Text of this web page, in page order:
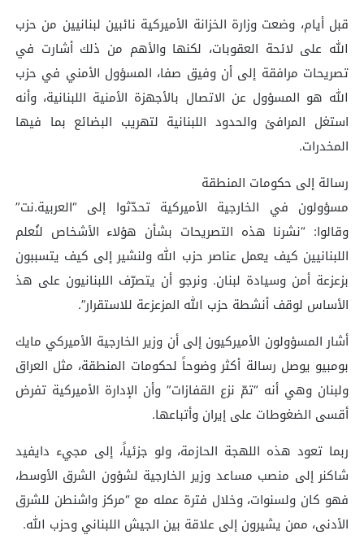
قبل أيام، وضعت وزارة الخزانة الأميركية نائبين لبنانيين من حزب
الله على لائحة العقوبات، لكنها والأهم من ذلك أشارت في
تصريحات مرافقة إلى أن وفيق صفا، المسؤول الأمني في حزب
الله هو المسؤول عن الاتصال بالأجهزة الأمنية اللبنانية، وأنه
استغل المرافئ والحدود اللبنانية لتهريب البضائع بما فيها
المخدرات.
رسالة إلى حكومات المنطقة
مسؤولون في الخارجية الأميركية تحدّثوا إلى “العربية.نت”
وقالوا: “نشرنا هذه التصريحات بشأن هؤلاء الأشخاص لنُعلم
اللبنانيين كيف يعمل عناصر حزب الله ولنشير إلى كيف يتسببون
بزعزعة أمن وسيادة لبنان. ونرجو أن يتصرّف اللبنانيون على هذ
الأساس لوقف أنشطة حزب الله المزعزعة للاستقرار”.
أشار المسؤولون الأميركيون إلى أن وزير الخارجية الأميركي مايك
بومبيو يوصل رسالة أكثر وضوحاً لحكومات المنطقة، مثل العراق
ولبنان وهي أنه “تمّ نزع القفازات” وأن الإدارة الأميركية تفرض
أقسى الضغوطات على إيران وأتباعها.
ربما تعود هذه اللهجة الحازمة، ولو جزئياً، إلى مجيء دايفيد
شاكنر إلى منصب مساعد وزير الخارجية لشؤون الشرق الأوسط،
فهو كان ولسنوات، وخلال فترة عمله مع “مركز واشنطن للشرق
الأدنى، ممن يشيرون إلى علاقة بين الجيش اللبناني وحزب الله.